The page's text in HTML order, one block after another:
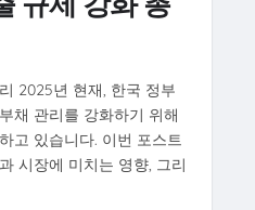
2025년 현재, 한국 정부
채 관리를 강화하기 위해
고 있습니다. 이번 포스트
시장에 미치는 영향, 그리